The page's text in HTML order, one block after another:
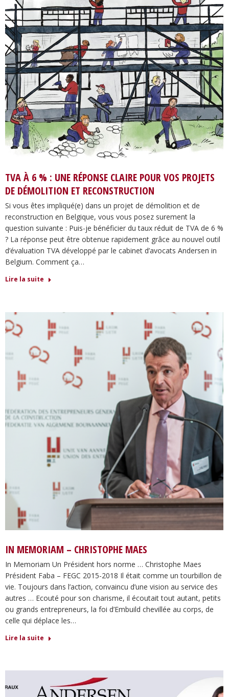
TVA À 6 % : UNE RÉPONSE CLAIRE POUR VOS PROJETS
DE DÉMOLITION ET RECONSTRUCTION
Si vous êtes impliqué(e) dans un projet de démolition et de
reconstruction en Belgique, vous vous posez surement la
question suivante : Puis-je bénéficier du taux réduit de TVA de 6 %
? La réponse peut être obtenue rapidement grâce au nouvel outil
d’évaluation TVA développé par le cabinet d’avocats Andersen in
Belgium. Comment ça…
Lire la suite
IN MEMORIAM – CHRISTOPHE MAES
In Memoriam Un Président hors norme … Christophe Maes
Président Faba – FEGC 2015-2018 Il était comme un tourbillon de
vie. Toujours dans l’action, convaincu d’une vision au service des
autres … Ecouté pour son charisme, il écoutait tout autant, petits
ou grands entrepreneurs, la foi d’Embuild chevillée au corps, de
celle qui déplace les…
Lire la suite